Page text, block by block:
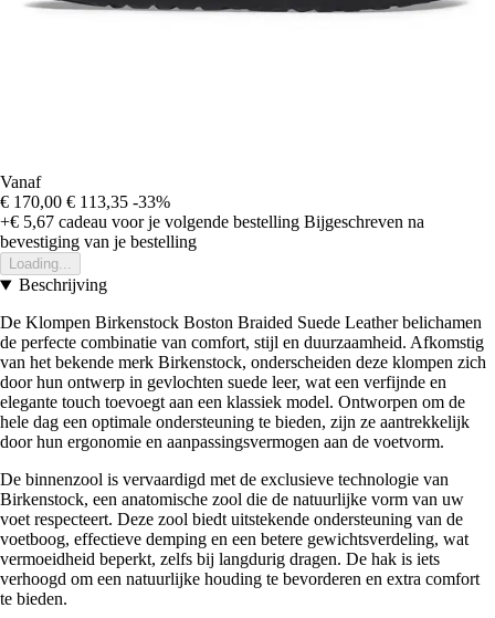
Vanaf
€ 170,00 € 113,35 -33%
+€ 5,67 cadeau voor je volgende bestelling Bijgeschreven na
bevestiging van je bestelling
Loading...
Beschrijving
De Klompen Birkenstock Boston Braided Suede Leather belichamen
de perfecte combinatie van comfort, stijl en duurzaamheid. Afkomstig
van het bekende merk Birkenstock, onderscheiden deze klompen zich
door hun ontwerp in gevlochten suede leer, wat een verfijnde en
elegante touch toevoegt aan een klassiek model. Ontworpen om de
hele dag een optimale ondersteuning te bieden, zijn ze aantrekkelijk
door hun ergonomie en aanpassingsvermogen aan de voetvorm.
De binnenzool is vervaardigd met de exclusieve technologie van
Birkenstock, een anatomische zool die de natuurlijke vorm van uw
voet respecteert. Deze zool biedt uitstekende ondersteuning van de
voetboog, effectieve demping en een betere gewichtsverdeling, wat
vermoeidheid beperkt, zelfs bij langdurig dragen. De hak is iets
verhoogd om een natuurlijke houding te bevorderen en extra comfort
te bieden.